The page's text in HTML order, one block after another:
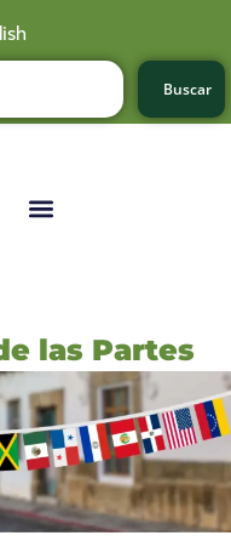
Buscar
las Partes